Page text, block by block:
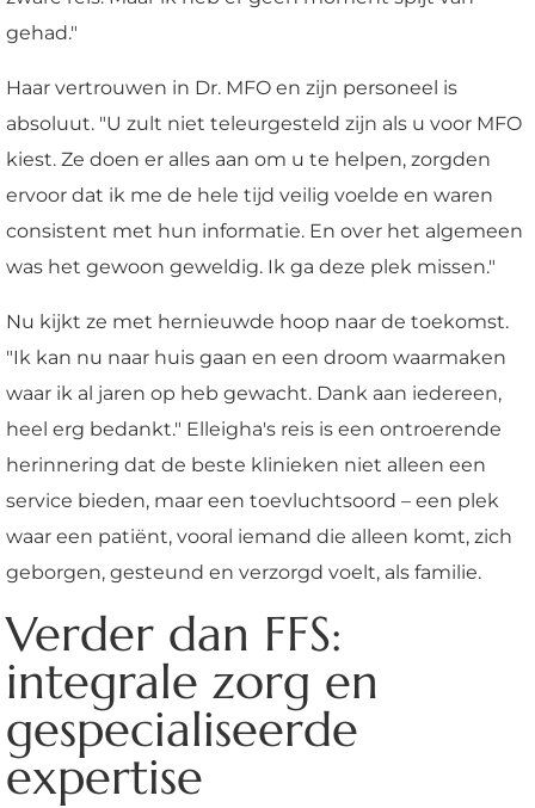
gehad."
Haar vertrouwen in Dr. MFO en zijn personeel is
absoluut. "U zult niet teleurgesteld zijn als u voor MFO
kiest. Ze doen er alles aan om u te helpen, zorgden
ervoor dat ik me de hele tijd veilig voelde en waren
consistent met hun informatie. En over het algemeen
was het gewoon geweldig. Ik ga deze plek missen."
Nu kijkt ze met hernieuwde hoop naar de toekomst.
"Ik kan nu naar huis gaan en een droom waarmaken
waar ik al jaren op heb gewacht. Dank aan iedereen,
heel erg bedankt." Elleigha's reis is een ontroerende
herinnering dat de beste klinieken niet alleen een
service bieden, maar een toevluchtsoord – een plek
waar een patiënt, vooral iemand die alleen komt, zich
geborgen, gesteund en verzorgd voelt, als familie.
Verder dan FFS:
integrale zorg en
gespecialiseerde
expertise